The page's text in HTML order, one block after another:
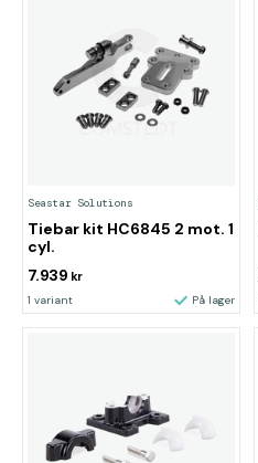
Seastar Solutions
Tiebar kit HC6845 2 mot. 1
cyl.
7.939 kr
1 variant På lager